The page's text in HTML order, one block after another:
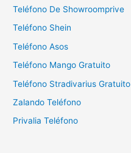
Teléfono De Showroomprive
Teléfono Shein
Teléfono Asos
Teléfono Mango Gratuito
Teléfono Stradivarius Gratuito
Zalando Teléfono
Privalia Teléfono